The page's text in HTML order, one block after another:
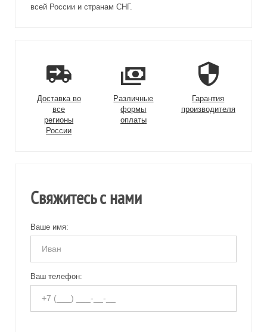
всей России и странам СНГ.
Доставка во
все
регионы
России
Различные
формы
оплаты
Гарантия
производителя
Свяжитесь с нами
Ваше имя:
Ваш телефон: